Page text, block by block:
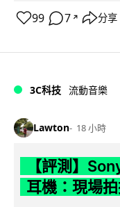
99 7 ↗ 分享
3C科技 流動音樂
Lawton 18 小時
【評測】
耳機：現場